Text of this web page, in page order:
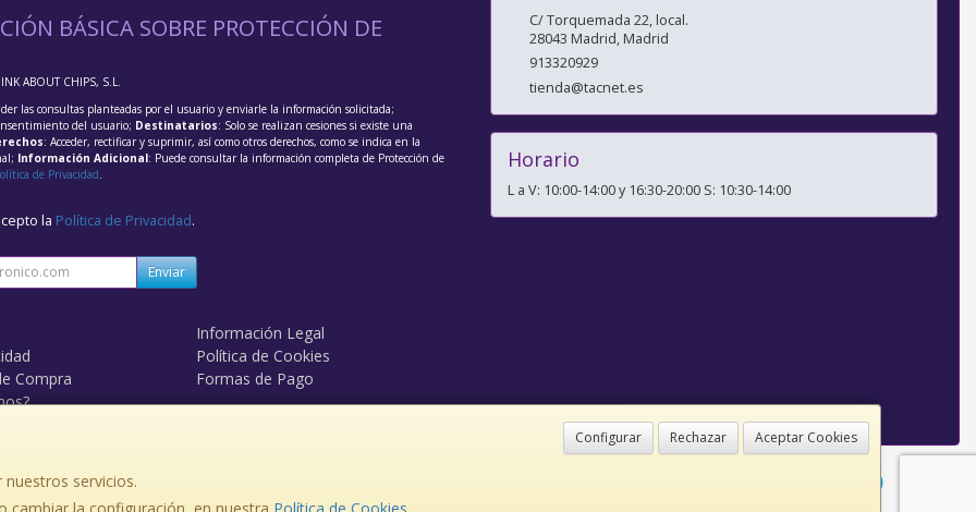
Configurar Rechazar Aceptar Cookies
servicios.
BÁSICA SOBRE PROTECCIÓN DE
ABOUT CHIPS, S.L.
las consultas planteadas por el usuario y enviarle la información solicitada;
del usuario; Destinatarios: Solo se realizan cesiones si existe una
: Acceder, rectificar y suprimir, así como otros derechos, como se indica en la
Información Adicional: Puede consultar la información completa de Protección de
de Privacidad
la Política de Privacidad.
Enviar
Información Legal
Política de Cookies
Compra
Formas de Pago
C/ Torquemada 22, local.
28043 Madrid,Madrid
913320929
tienda@tacnet.es
Horario
L a V: 10:00-14:00 y 16:30-20:00 S: 10:30-14:00
, , , , España. - C.I.F.: B84095611 - Tfno: